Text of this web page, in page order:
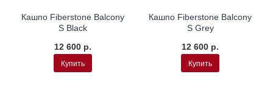
Кашпо Fiberstone Balcony
S Black
12 600 р.
Купить
Кашпо Fiberstone Balcony
S Grey
12 600 р.
Купить